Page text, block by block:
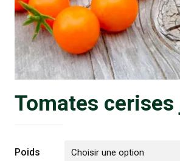
Tomates cerises
Poids